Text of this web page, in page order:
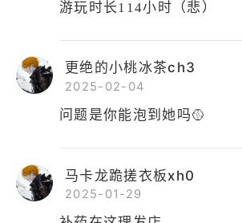
游玩时长114小时（悲）
更绝的小桃冰茶ch3
2025-02-04
问题是你能泡到她吗🥎
马卡龙跪搓衣板xh0
2025-01-29